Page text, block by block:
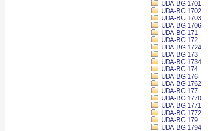
UDA-BG 1701
UDA-BG 1702
UDA-BG 1703
UDA-BG 1706
UDA-BG 171
UDA-BG 172
UDA-BG 1724
UDA-BG 173
UDA-BG 1734
UDA-BG 174
UDA-BG 176
UDA-BG 1762
UDA-BG 177
UDA-BG 1770
UDA-BG 1771
UDA-BG 1772
UDA-BG 179
UDA-BG 1794